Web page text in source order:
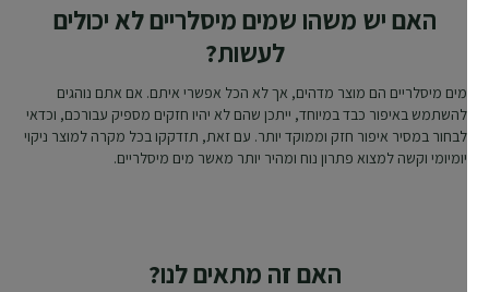
האם יש משהו שמים מיסלריים לא יכולים
לעשות?
מים מיסלריים הם מוצר מדהים, אך לא הכל אפשרי איתם. אם אתם נוהגים
להשתמש באיפור כבד במיוחד, ייתכן שהם לא יהיו חזקים מספיק עבורכם, וכדאי
לבחור במסיר איפור חזק וממוקד יותר. עם זאת, תזדקקו בכל מקרה למוצר ניקוי
יומיומי וקשה למצוא פתרון נוח ומהיר יותר מאשר מים מיסלריים.
האם זה מתאים לנו?